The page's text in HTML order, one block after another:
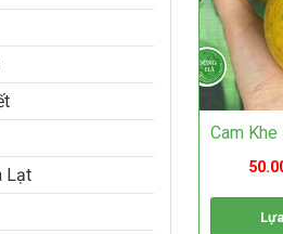
Lạt
tùy
chọn
có
thể
được
chọn
trên
phẩm
Cam Khe